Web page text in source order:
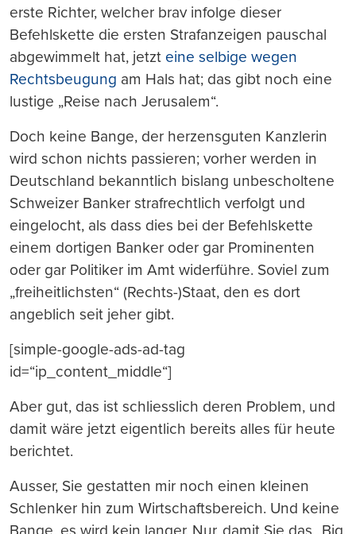
erste Richter, welcher brav infolge dieser
Befehlskette die ersten Strafanzeigen pauschal
abgewimmelt hat, jetzt eine selbige wegen
Rechtsbeugung am Hals hat; das gibt noch eine
lustige „Reise nach Jerusalem“.
Doch keine Bange, der herzensguten Kanzlerin
wird schon nichts passieren; vorher werden in
Deutschland bekanntlich bislang unbescholtene
Schweizer Banker strafrechtlich verfolgt und
eingelocht, als dass dies bei der Befehlskette
einem dortigen Banker oder gar Prominenten
oder gar Politiker im Amt widerführe. Soviel zum
„freiheitlichsten“ (Rechts-)Staat, den es dort
angeblich seit jeher gibt.
[simple-google-ads-ad-tag
id=“ip_content_middle“]
Aber gut, das ist schliesslich deren Problem, und
damit wäre jetzt eigentlich bereits alles für heute
berichtet.
Ausser, Sie gestatten mir noch einen kleinen
Schlenker hin zum Wirtschaftsbereich. Und keine
Bange, es wird kein langer. Nur, damit Sie das „Big